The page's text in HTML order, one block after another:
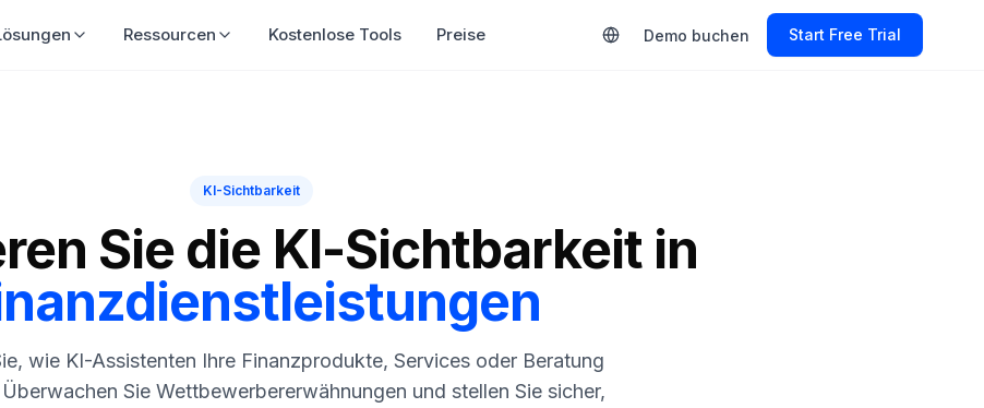
Ressourcen Kostenlose Tools Preise Demo buchen Start Free Trial
KI-Sichtbarkeit
Sie die KI-Sichtbarkeit in
wie KI-Assistenten Ihre Finanzprodukte, Services oder Beratung
Sie Wettbewerbererwähnungen und stellen Sie sicher,